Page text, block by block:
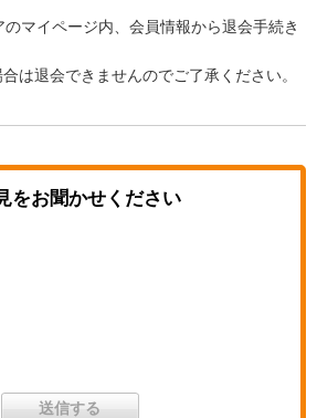
マイページ内、会員情報から退会手続き
は退会できませんのでご了承ください。
をお聞かせください